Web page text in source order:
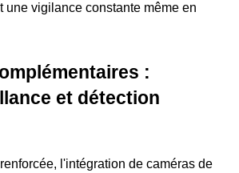
une vigilance constante même en
:
et détection
l'intégration de caméras de